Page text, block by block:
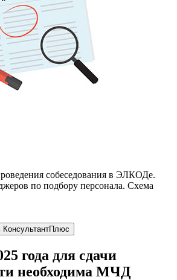
собеседования в ЭЛКОДе.
по подбору персонала. Схема
КонсультантПлюс
года для сдачи
необходима МЧД